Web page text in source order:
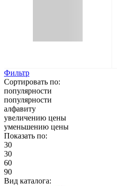
Фильтр
Сортировать по:
популярности
популярности
алфавиту
увеличению цены
уменьшению цены
Показать по:
30
30
60
90
Вид каталога: